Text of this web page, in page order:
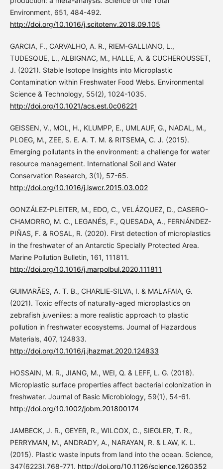
Environment, 651, 484-492.
http://doi.org/10.1016/j.scitotenv.2018.09.105
GARCIA, F., CARVALHO, A. R., RIEM-GALLIANO, L.,
TUDESQUE, L., ALBIGNAC, M., HALLE, A. & CUCHEROUSSET,
J. (2021). Stable Isotope Insights into Microplastic
Contamination within Freshwater Food Webs. Environmental
Science & Technology, 55(2), 1024-1035.
http://doi.org/10.1021/acs.est.0c06221
GEISSEN, V., MOL, H., KLUMPP, E., UMLAUF, G., NADAL, M.,
PLOEG, M., ZEE, S. E. A. T. M. & RITSEMA, C. J. (2015).
Emerging pollutants in the environment: a challenge for water
resource management. International Soil and Water
Conservation Research, 3(1), 57-65.
http://doi.org/10.1016/j.iswcr.2015.03.002
GONZÁLEZ-PLEITER, M., EDO, C., VELÁZQUEZ, D., CASERO-
CHAMORRO, M. C., LEGANÉS, F., QUESADA, A., FERNÁNDEZ-
PIÑAS, F. & ROSAL, R. (2020). First detection of microplastics
in the freshwater of an Antarctic Specially Protected Area.
Marine Pollution Bulletin, 161, 111811.
http://doi.org/10.1016/j.marpolbul.2020.111811
GUIMARÃES, A. T. B., CHARLIE-SILVA, I. & MALAFAIA, G.
(2021). Toxic effects of naturally-aged microplastics on
zebrafish juveniles: a more realistic approach to plastic
pollution in freshwater ecosystems. Journal of Hazardous
Materials, 407, 124833.
http://doi.org/10.1016/j.jhazmat.2020.124833
HOSSAIN, M. R., JIANG, M., WEI, Q. & LEFF, L. G. (2018).
Microplastic surface properties affect bacterial colonization in
freshwater. Journal of Basic Microbiology, 59(1), 54-61.
http://doi.org/10.1002/jobm.201800174
JAMBECK, J. R., GEYER, R., WILCOX, C., SIEGLER, T. R.,
PERRYMAN, M., ANDRADY, A., NARAYAN, R. & LAW, K. L.
(2015). Plastic waste inputs from land into the ocean. Science,
347(6223),768-771. http://doi.org/10.1126/science.1260352